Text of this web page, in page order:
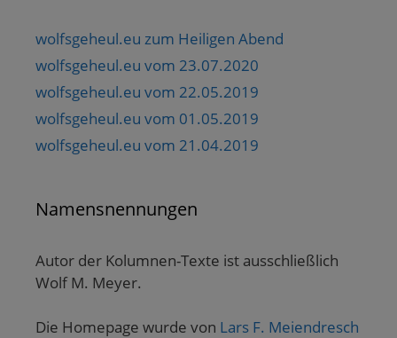
wolfsgeheul.eu zum Heiligen Abend
wolfsgeheul.eu vom 23.07.2020
wolfsgeheul.eu vom 22.05.2019
wolfsgeheul.eu vom 01.05.2019
wolfsgeheul.eu vom 21.04.2019
Namensnennungen
Autor der Kolumnen-Texte ist ausschließlich
Wolf M. Meyer.
Die Homepage wurde von Lars F. Meiendresch